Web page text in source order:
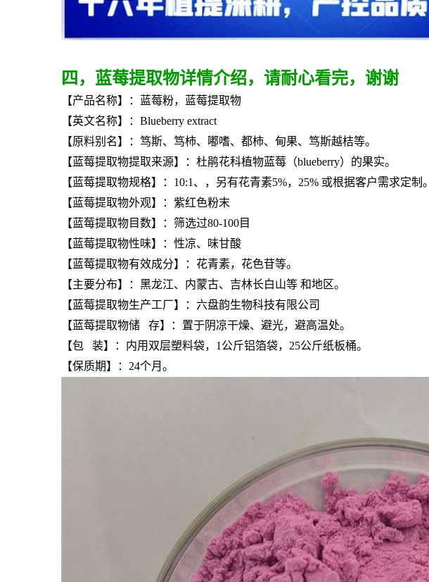
四，蓝莓提取物详情介绍，请耐心看完，谢谢
【产品名称】：蓝莓粉，蓝莓提取物
【英文名称】：Blueberry extract
【原料别名】：笃斯、笃柿、嘟嗜、都柿、甸果、笃斯越桔等。
【蓝莓提取物提取来源】：杜鹃花科植物蓝莓（blueberry）的果实。
【蓝莓提取物规格】：10:1、，另有花青素5%，25% 或根据客户需求定制。
【蓝莓提取物外观】：紫红色粉末
【蓝莓提取物目数】：筛选过80-100目
【蓝莓提取物性味】：性凉、味甘酸
【蓝莓提取物有效成分】：花青素，花色苷等。
【主要分布】：黑龙江、内蒙古、吉林长白山等 和地区。
【蓝莓提取物生产工厂】：六盘韵生物科技有限公司
【蓝莓提取物储 存】：置于阴凉干燥、避光，避高温处。
【包 装】：内用双层塑料袋，1公斤铝箔袋，25公斤纸板桶。
【保质期】：24个月。